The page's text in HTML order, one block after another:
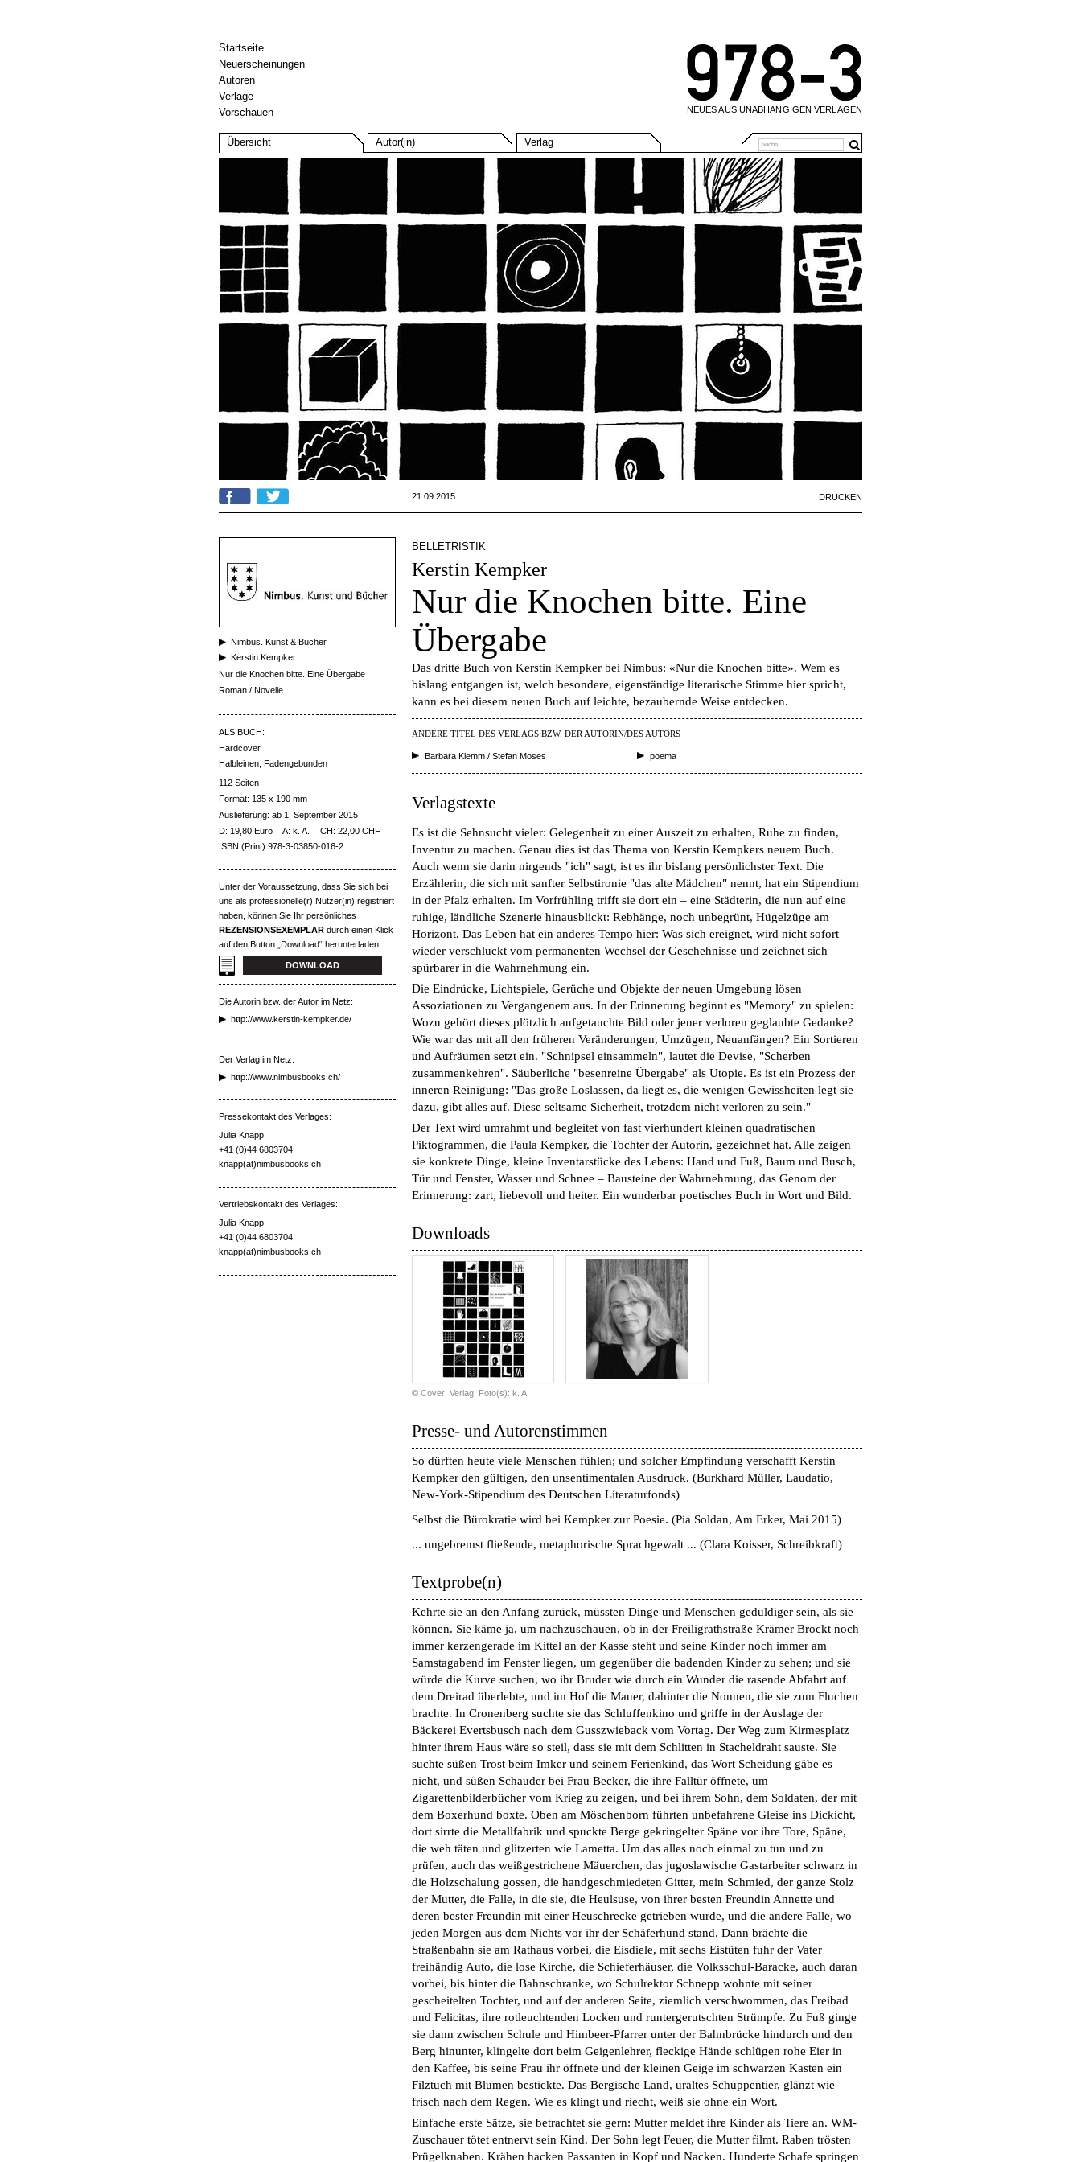
Startseite
Neuerscheinungen
Autoren
Verlage
Vorschauen
NEUES AUS UNABHÄNGIGEN VERLAGEN
Übersicht Autor(in) Verlag
21.09.2015 Artikelaktionen
DRUCKEN
BELLETRISTIK
Kerstin Kempker
Nur die Knochen bitte. Eine
Übergabe
Das dritte Buch von Kerstin Kempker bei Nimbus: «Nur die Knochen bitte». Wem es
bislang entgangen ist, welch besondere, eigenständige literarische Stimme hier spricht,
kann es bei diesem neuen Buch auf leichte, bezaubernde Weise entdecken.
ANDERE TITEL DES VERLAGS BZW. DER AUTORIN/DES AUTORS
Barbara Klemm / Stefan Moses poema
Verlagstexte
Es ist die Sehnsucht vieler: Gelegenheit zu einer Auszeit zu erhalten, Ruhe zu finden,
Inventur zu machen. Genau dies ist das Thema von Kerstin Kempkers neuem Buch.
Auch wenn sie darin nirgends "ich" sagt, ist es ihr bislang persönlichster Text. Die
Erzählerin, die sich mit sanfter Selbstironie "das alte Mädchen" nennt, hat ein Stipendium
in der Pfalz erhalten. Im Vorfrühling trifft sie dort ein – eine Städterin, die nun auf eine
ruhige, ländliche Szenerie hinausblickt: Rebhänge, noch unbegrünt, Hügelzüge am
Horizont. Das Leben hat ein anderes Tempo hier: Was sich ereignet, wird nicht sofort
wieder verschluckt vom permanenten Wechsel der Geschehnisse und zeichnet sich
spürbarer in die Wahrnehmung ein.
Die Eindrücke, Lichtspiele, Gerüche und Objekte der neuen Umgebung lösen
Assoziationen zu Vergangenem aus. In der Erinnerung beginnt es "Memory" zu spielen:
Wozu gehört dieses plötzlich aufgetauchte Bild oder jener verloren geglaubte Gedanke?
Wie war das mit all den früheren Veränderungen, Umzügen, Neuanfängen? Ein Sortieren
und Aufräumen setzt ein. "Schnipsel einsammeln", lautet die Devise, "Scherben
zusammenkehren". Säuberliche "besenreine Übergabe" als Utopie. Es ist ein Prozess der
inneren Reinigung: "Das große Loslassen, da liegt es, die wenigen Gewissheiten legt sie
dazu, gibt alles auf. Diese seltsame Sicherheit, trotzdem nicht verloren zu sein."
Der Text wird umrahmt und begleitet von fast vierhundert kleinen quadratischen
Piktogrammen, die Paula Kempker, die Tochter der Autorin, gezeichnet hat. Alle zeigen
sie konkrete Dinge, kleine Inventarstücke des Lebens: Hand und Fuß, Baum und Busch,
Tür und Fenster, Wasser und Schnee – Bausteine der Wahrnehmung, das Genom der
Erinnerung: zart, liebevoll und heiter. Ein wunderbar poetisches Buch in Wort und Bild.
Downloads
© Cover: Verlag, Foto(s): k. A.
Presse- und Autorenstimmen
So dürften heute viele Menschen fühlen; und solcher Empfindung verschafft Kerstin
Kempker den gültigen, den unsentimentalen Ausdruck. (Burkhard Müller, Laudatio,
New-York-Stipendium des Deutschen Literaturfonds)
Selbst die Bürokratie wird bei Kempker zur Poesie. (Pia Soldan, Am Erker, Mai 2015)
... ungebremst fließende, metaphorische Sprachgewalt ... (Clara Koisser, Schreibkraft)
Textprobe(n)
Kehrte sie an den Anfang zurück, müssten Dinge und Menschen geduldiger sein, als sie
können. Sie käme ja, um nachzuschauen, ob in der Freiligrathstraße Krämer Brockt noch
immer kerzengerade im Kittel an der Kasse steht und seine Kinder noch immer am
Samstagabend im Fenster liegen, um gegenüber die badenden Kinder zu sehen; und sie
würde die Kurve suchen, wo ihr Bruder wie durch ein Wunder die rasende Abfahrt auf
dem Dreirad überlebte, und im Hof die Mauer, dahinter die Nonnen, die sie zum Fluchen
brachte. In Cronenberg suchte sie das Schluffenkino und griffe in der Auslage der
Bäckerei Evertsbusch nach dem Gusszwieback vom Vortag. Der Weg zum Kirmesplatz
hinter ihrem Haus wäre so steil, dass sie mit dem Schlitten in Stacheldraht sauste. Sie
suchte süßen Trost beim Imker und seinem Ferienkind, das Wort Scheidung gäbe es
nicht, und süßen Schauder bei Frau Becker, die ihre Falltür öffnete, um
Zigarettenbilderbücher vom Krieg zu zeigen, und bei ihrem Sohn, dem Soldaten, der mit
dem Boxerhund boxte. Oben am Möschenborn führten unbefahrene Gleise ins Dickicht,
dort sirrte die Metallfabrik und spuckte Berge gekringelter Späne vor ihre Tore, Späne,
die weh täten und glitzerten wie Lametta. Um das alles noch einmal zu tun und zu
prüfen, auch das weißgestrichene Mäuerchen, das jugoslawische Gastarbeiter schwarz in
die Holzschalung gossen, die handgeschmiedeten Gitter, mein Schmied, der ganze Stolz
der Mutter, die Falle, in die sie, die Heulsuse, von ihrer besten Freundin Annette und
deren bester Freundin mit einer Heuschrecke getrieben wurde, und die andere Falle, wo
jeden Morgen aus dem Nichts vor ihr der Schäferhund stand. Dann brächte die
Straßenbahn sie am Rathaus vorbei, die Eisdiele, mit sechs Eistüten fuhr der Vater
freihändig Auto, die lose Kirche, die Schieferhäuser, die Volksschul-Baracke, auch daran
vorbei, bis hinter die Bahnschranke, wo Schulrektor Schnepp wohnte mit seiner
gescheitelten Tochter, und auf der anderen Seite, ziemlich verschwommen, das Freibad
und Felicitas, ihre rotleuchtenden Locken und runtergerutschten Strümpfe. Zu Fuß ginge
sie dann zwischen Schule und Himbeer-Pfarrer unter der Bahnbrücke hindurch und den
Berg hinunter, klingelte dort beim Geigenlehrer, fleckige Hände schlügen rohe Eier in
den Kaffee, bis seine Frau ihr öffnete und der kleinen Geige im schwarzen Kasten ein
Filztuch mit Blumen bestickte. Das Bergische Land, uraltes Schuppentier, glänzt wie
frisch nach dem Regen. Wie es klingt und riecht, weiß sie ohne ein Wort.
Einfache erste Sätze, sie betrachtet sie gern: Mutter meldet ihre Kinder als Tiere an. WM-
Zuschauer tötet entnervt sein Kind. Der Sohn legt Feuer, die Mutter filmt. Raben trösten
Prügelknaben. Krähen hacken Passanten in Kopf und Nacken. Hunderte Schafe springen
Nimbus. Kunst & Bücher
Kerstin Kempker
Nur die Knochen bitte. Eine Übergabe
Roman / Novelle
ALS BUCH:
Hardcover
Halbleinen, Fadengebunden
112 Seiten
Format: 135 x 190 mm
Auslieferung: ab 1. September 2015
D: 19,80 Euro
A: k. A.
CH: 22,00 CHF
ISBN (Print) 978-3-03850-016-2
Unter der Voraussetzung, dass Sie sich bei
uns als professionelle(r) Nutzer(in) registriert
haben, können Sie Ihr persönliches
REZENSIONSEXEMPLAR durch einen Klick
auf den Button „Download“ herunterladen.
DOWNLOAD
Die Autorin bzw. der Autor im Netz:
http://www.kerstin-kempker.de/
Der Verlag im Netz:
http://www.nimbusbooks.ch/
Pressekontakt des Verlages:
Julia Knapp
+41 (0)44 6803704
knapp(at)nimbusbooks.ch
Vertriebskontakt des Verlages:
Julia Knapp
+41 (0)44 6803704
knapp(at)nimbusbooks.ch